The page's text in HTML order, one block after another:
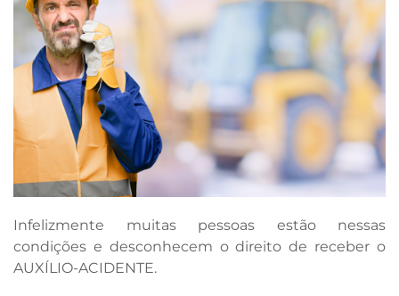
Infelizmente muitas pessoas estão nessas
condições e desconhecem o direito de receber o
AUXÍLIO-ACIDENTE.